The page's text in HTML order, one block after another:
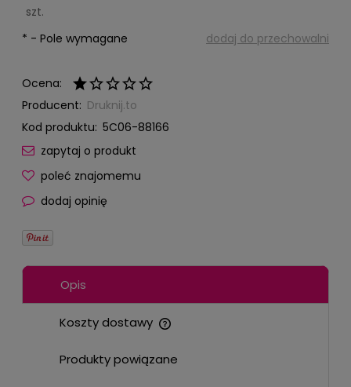
szt.
dodaj do przechowalni
* - Pole wymagane
Ocena:
Producent: Druknij.to
Kod produktu: 5C06-88166
zapytaj o produkt
poleć znajomemu
dodaj opinię
Opis
Koszty dostawy
Cena nie zawiera ewentualnych kosztów płatności
Produkty powiązane